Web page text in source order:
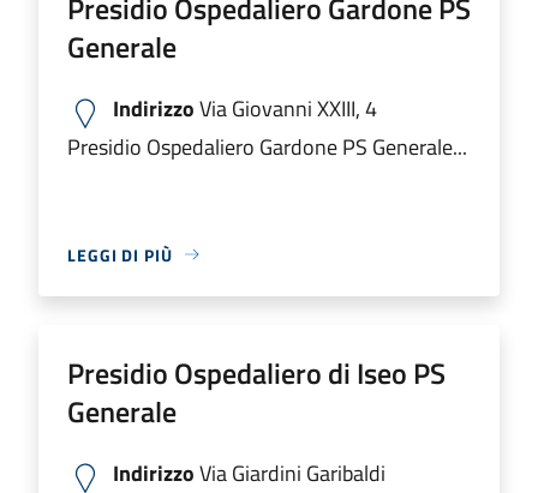
Generale
IndirizzoVia Giovanni XXIII, 4
Presidio Ospedaliero Gardone PS Generale...
LEGGI DI PIÙ
Presidio Ospedaliero di Iseo PS
Generale
IndirizzoVia Giardini Garibaldi